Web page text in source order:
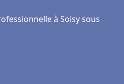
à Soisy sous